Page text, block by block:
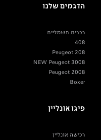
הדגמים שלנו
רכבים חשמליים
408
Peugeot 208
NEW Peugeot 3008
Peugeot 2008
Boxer
פיגו אונליין
רכישה אונליין